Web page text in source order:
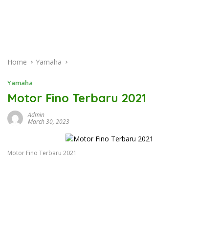
Home Yamaha
Yamaha
Motor Fino Terbaru 2021
Admin
March 30, 2023
Motor Fino Terbaru 2021